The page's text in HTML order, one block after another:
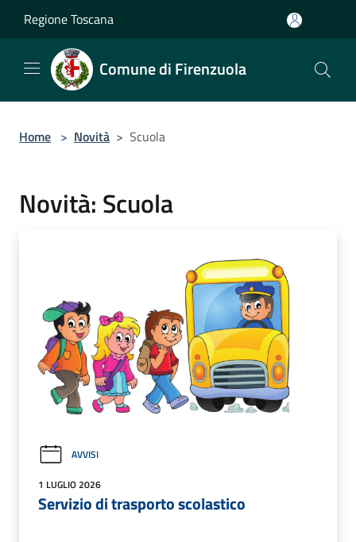
Regione Toscana
Comune di Firenzuola
Home > Novità > Scuola
Novità: Scuola
AVVISI
1 LUGLIO 2026
Servizio di trasporto scolastico